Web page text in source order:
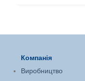
Компанія
Виробництво